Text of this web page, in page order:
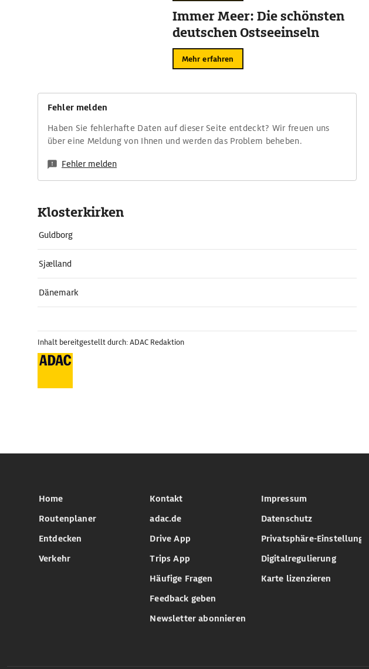
Immer Meer: Die schönsten
deutschen Ostseeinseln
Mehr erfahren
Fehler melden
Haben Sie fehlerhafte Daten auf dieser Seite entdeckt? Wir freuen uns
über eine Meldung von Ihnen und werden das Problem beheben.
Fehler melden
Klosterkirken
Guldborg
Sjælland
Dänemark
Inhalt bereitgestellt durch: ADAC Redaktion
Home
Routenplaner
Entdecken
Verkehr
Kontakt
adac.de
Drive App
Trips App
Häufige Fragen
Feedback geben
Newsletter abonnieren
Impressum
Datenschutz
Privatsphäre-Einstellungen
Digitalregulierung
Karte lizenzieren